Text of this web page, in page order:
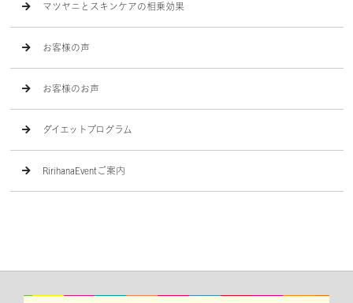
マツヤニとスキンケアの相乗効果
お客様の声
お客様のお声
ダイエットプログラム
RirihanaEventご案内